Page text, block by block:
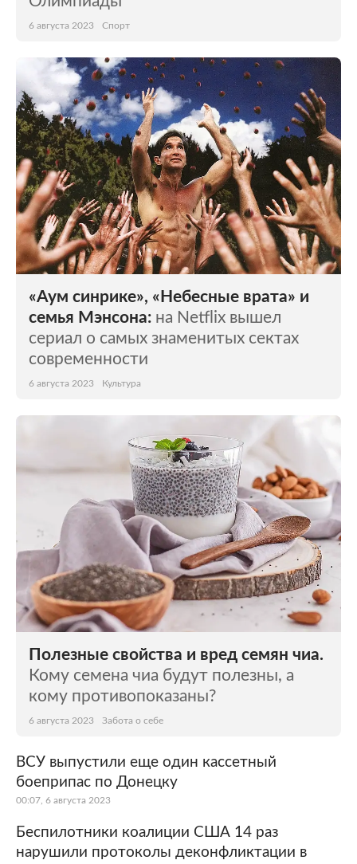
6 августа 2023 Спорт
«Аум синрике», «Небесные врата» и
семья Мэнсона: на Netflix вышел
сериал о самых знаменитых сектах
современности
6 августа 2023 Культура
Полезные свойства и вред семян чиа.
Кому семена чиа будут полезны, а
кому противопоказаны?
6 августа 2023 Забота о себе
ВСУ выпустили еще один кассетный
боеприпас по Донецку
00:07, 6 августа 2023
Беспилотники коалиции США 14 раз
нарушили протоколы деконфликтации в